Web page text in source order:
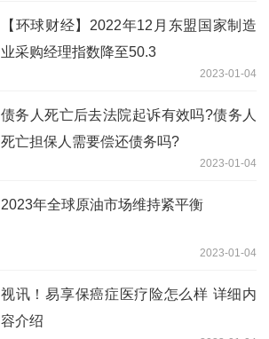
【环球财经】2022年12月东盟国家制造
业采购经理指数降至50.3
2023-01-04
债务人死亡后去法院起诉有效吗?债务人
死亡担保人需要偿还债务吗?
2023-01-04
2023年全球原油市场维持紧平衡
2023-01-04
视讯！易享保癌症医疗险怎么样 详细内
容介绍